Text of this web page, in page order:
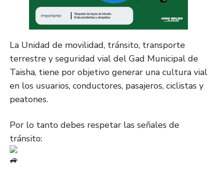
La Unidad de movilidad, tránsito, transporte
terrestre y seguridad vial del Gad Municipal de
Taisha, tiene por objetivo generar una cultura vial
en los usuarios, conductores, pasajeros, ciclistas y
peatones.
Por lo tanto debes respetar las señales de
tránsito: